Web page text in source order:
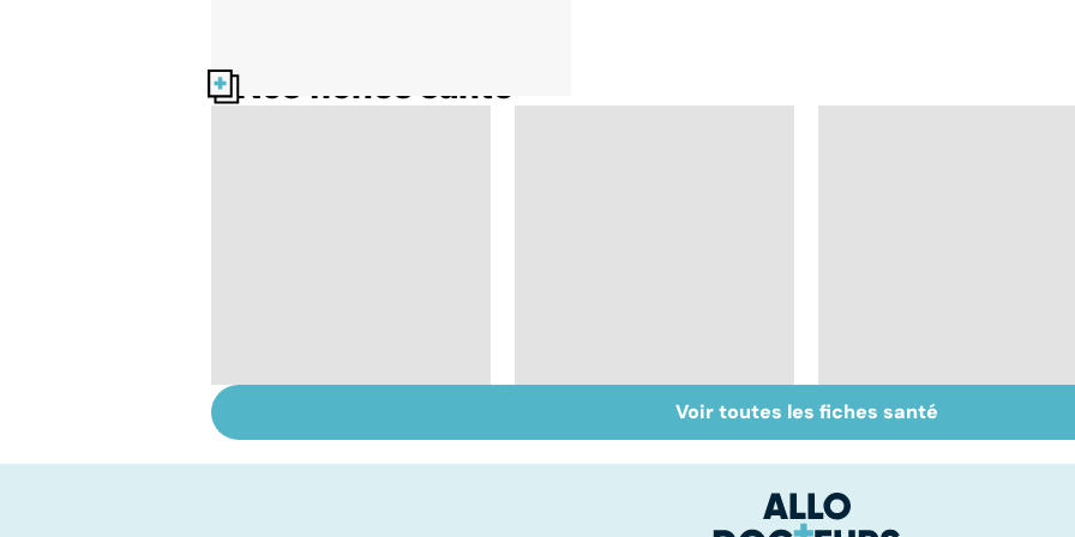
Nos fiches santé
vaccins qui font
Vaccins : mode
d'emploi
Tout savoir sur les
infections
Voir toutes les fiches santé